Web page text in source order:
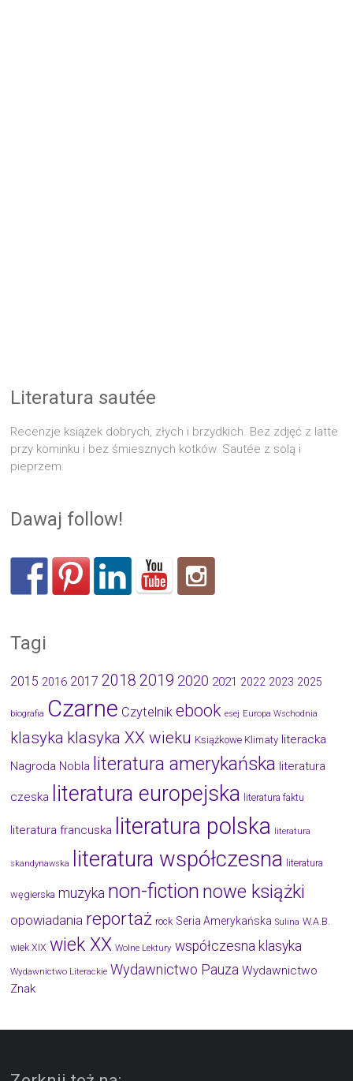
Literatura sautée
Recenzje książek dobrych, złych i brzydkich. Bez zdjęć z latte
przy kominku i bez śmiesznych kotków. Sautée z solą i
pieprzem.
Dawaj follow!
Tagi
2015 2016 2017 2018 2019 2020 2021 2022 2023 2025
biografia Czarne Czytelnik ebook esej Europa Wschodnia
klasyka klasyka XX wieku Książkowe Klimaty literacka
Nagroda Nobla
literatura amerykańska literatura
czeska literatura europejska literatura faktu
literatura francuska literatura polska literatura
skandynawska literatura współczesna literatura
węgierska muzyka non-fiction nowe książki
opowiadania reportaż rock Seria Amerykańska Sulina W.A.B.
wiek XIX wiek XX Wolne Lektury współczesna klasyka
Wydawnictwo Literackie Wydawnictwo Pauza Wydawnictwo
Znak